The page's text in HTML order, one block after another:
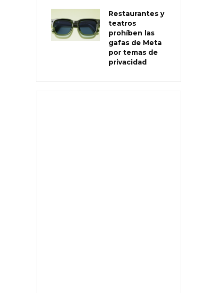
Restaurantes y
teatros
prohíben las
gafas de Meta
por temas de
privacidad